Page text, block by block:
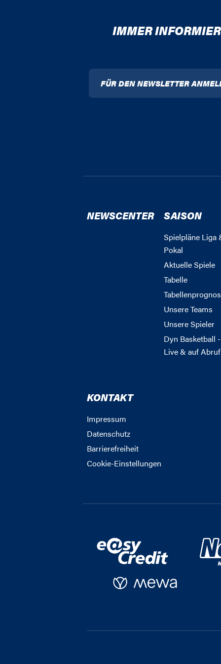
IMMER
FÜR DEN NEWSLETTER
NEWSCENTER SAISON
Spielpläne Liga
Pokal
Aktuelle Spiele
Tabelle
Unsere Teams
Unsere Spieler
Dyn Basketball -
Live & auf Abruf
KONTAKT
Impressum
Datenschutz
Barrierefreiheit
Cookie-Einstellungen